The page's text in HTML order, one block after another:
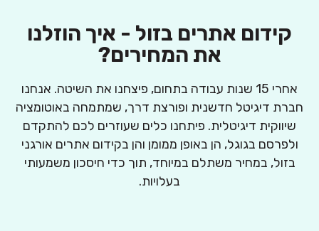
קידום אתרים בזול - איך הוזלנו
את המחירים?
אחרי 15 שנות עבודה בתחום, פיצחנו את השיטה. אנחנו
חברת דיגיטל חדשנית ופורצת דרך, שמתמחה באוטומציה
שיווקית דיגיטלית. פיתחנו כלים שעוזרים לכם להתקדם
ולפרסם בגוגל, הן באופן ממומן והן בקידום אתרים אורגני
בזול, במחיר משתלם במיוחד, תוך כדי חיסכון משמעותי
בעלויות.